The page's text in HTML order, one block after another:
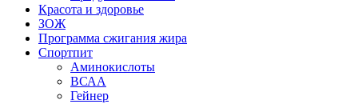
Красота и здоровье
ЗОЖ
Программа сжигания жира
Спортпит
Аминокислоты
ВСАА
Гейнер